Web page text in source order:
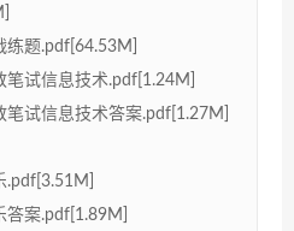
练题.pdf[64.53M]
笔试信息技术.pdf[1.24M]
笔试信息技术答案.pdf[1.27M]
.pdf[3.51M]
答案.pdf[1.89M]